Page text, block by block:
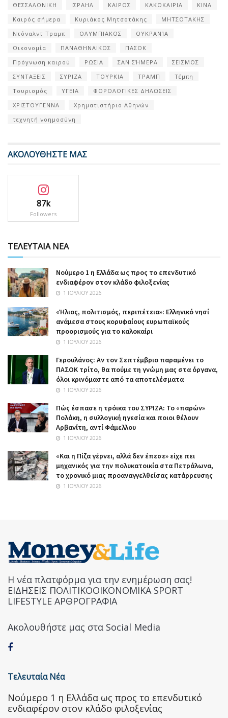
ΘΕΣΣΑΛΟΝΙΚΗ
ΙΣΡΑΗΛ ΚΑΙΡΟΣ ΚΑΚΟΚΑΙΡΙΑ
ΚΙΝΑ
Καιρός σήμερα
Κυριάκος Μητσοτάκης
ΜΗΤΣΟΤΑΚΗΣ
Ντόναλντ Τραμπ
ΟΛΥΜΠΙΑΚΟΣ
ΟΥΚΡΑΝΊΑ
Οικονομία
ΠΑΝΑΘΗΝΑΙΚΟΣ
ΠΑΣΟΚ
Πρόγνωση καιρού
ΡΩΣΙΑ ΣΑΝ ΣΉΜΕΡΑ
ΣΕΙΣΜΟΣ
ΣΥΝΤΑΞΕΙΣ
ΣΥΡΙΖΑ ΤΟΥΡΚΙΑ ΤΡΑΜΠ
Τέμπη
Τουρισμός
ΥΓΕΙΑ
ΦΟΡΟΛΟΓΙΚΕΣ ΔΗΛΩΣΕΙΣ
ΧΡΙΣΤΟΥΓΕΝΝΑ
Χρηματιστήριο Αθηνών
τεχνητή νοημοσύνη
ΑΚΟΛΟΥΘΗΣΤΕ ΜΑΣ
87k
Followers
ΤΕΛΕΥΤΑΙΑ ΝΕΑ
Nούμερο 1 η Ελλάδα ως προς το επενδυτικό
ενδιαφέρον στον κλάδο φιλοξενίας
1 ΙΟΥΛΊΟΥ 2026
«Ήλιος, πολιτισμός, περιπέτεια»: Ελληνικό νησί
ανάμεσα στους κορυφαίους ευρωπαϊκούς
προορισμούς για το καλοκαίρι
1 ΙΟΥΛΊΟΥ 2026
Γερουλάνος: Αν τον Σεπτέμβριο παραμένει το
ΠΑΣΟΚ τρίτο, θα πούμε τη γνώμη μας στα όργανα,
όλοι κρινόμαστε από τα αποτελέσματα
1 ΙΟΥΛΊΟΥ 2026
Πώς έσπασε η τρόικα του ΣΥΡΙΖΑ: Το «παρών»
Πολάκη, η συλλογική ηγεσία και ποιοι θέλουν
Αρβανίτη, αντί Φάμελλου
1 ΙΟΥΛΊΟΥ 2026
«Και η Πίζα γέρνει, αλλά δεν έπεσε» είχε πει
μηχανικός για την πολυκατοικία στα Πετράλωνα,
το χρονικό μιας προαναγγελθείσας κατάρρευσης
1 ΙΟΥΛΊΟΥ 2026
Η νέα πλατφόρμα για την ενημέρωση σας!
ΕΙΔΗΣΕΙΣ ΠΟΛΙΤΙΚΟΟΙΚΟΝΟΜΙΚΑ SPORT
LIFESTYLE ΑΡΘΡΟΓΡΑΦΙΑ
Ακολουθήστε μας στα Social Media
Τελευταία Νέα
Nούμερο 1 η Ελλάδα ως προς το επενδυτικό
ενδιαφέρον στον κλάδο φιλοξενίας